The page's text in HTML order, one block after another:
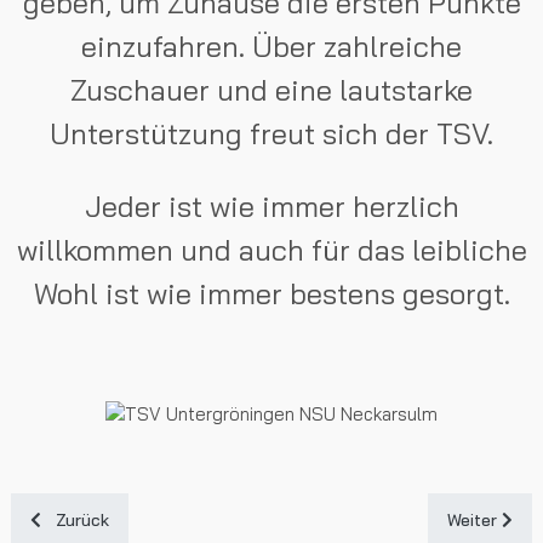
einzufahren. Über zahlreiche
Zuschauer und eine lautstarke
Unterstützung freut sich der TSV.
Jeder ist wie immer herzlich
willkommen und auch für das leibliche
Wohl ist wie immer bestens gesorgt.
Vorheriger Beitrag: Frohe Weihnachten und einen guten Start
Zurück Nächster
Weiter